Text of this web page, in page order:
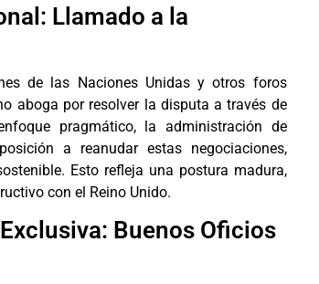
Llamado a la
de las Naciones Unidas y otros foros
aboga por resolver la disputa a través de
pragmático, la administración de
a reanudar estas negociaciones,
Esto refleja una postura madura,
con el Reino Unido.
Buenos Oficios